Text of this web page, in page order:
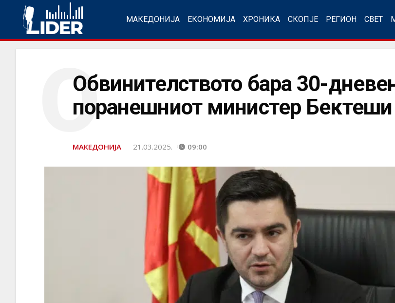
МАКЕДОНИЈА ЕКОНОМИЈА ХРОНИКА СКОПЈЕ РЕГИОН СВЕТ
Обвинителството бара 30-
поранешниот министер Бектеши
О
МАКЕДОНИЈА 21.03.2025. 09:00